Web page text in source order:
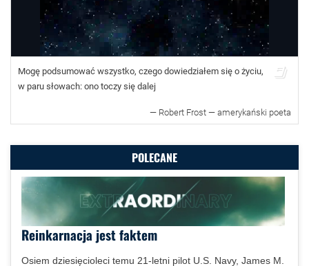
Mogę podsumować wszystko, czego dowiedziałem się o życiu,
w paru słowach: ono toczy się dalej
— Robert Frost — amerykański poeta
POLECANE
Reinkarnacja jest faktem
Osiem dziesięcioleci temu 21-letni pilot U.S. Navy, James M.